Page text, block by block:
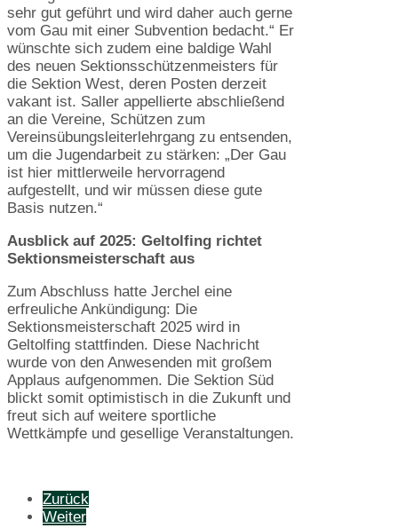
sehr gut geführt und wird daher auch gerne
vom Gau mit einer Subvention bedacht.“ Er
wünschte sich zudem eine baldige Wahl
des neuen Sektionsschützenmeisters für
die Sektion West, deren Posten derzeit
vakant ist. Saller appellierte abschließend
an die Vereine, Schützen zum
Vereinsübungsleiterlehrgang zu entsenden,
um die Jugendarbeit zu stärken: „Der Gau
ist hier mittlerweile hervorragend
aufgestellt, und wir müssen diese gute
Basis nutzen.“
Ausblick auf 2025: Geltolfing richtet
Sektionsmeisterschaft aus
Zum Abschluss hatte Jerchel eine
erfreuliche Ankündigung: Die
Sektionsmeisterschaft 2025 wird in
Geltolfing stattfinden. Diese Nachricht
wurde von den Anwesenden mit großem
Applaus aufgenommen. Die Sektion Süd
blickt somit optimistisch in die Zukunft und
freut sich auf weitere sportliche
Wettkämpfe und gesellige Veranstaltungen.
Zurück
Weiter